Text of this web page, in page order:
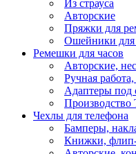
Из страуса
Авторские
Пряжки для
Ошейники для
Ремешки для часов
Авторские,
Ручная
Адаптеры под
Производство
Чехлы для телефона
Бамперы,
Книжки,